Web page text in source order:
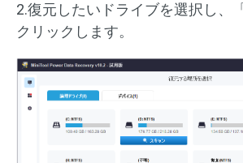
2.復元したいドライブを選択し、「
クリックします。